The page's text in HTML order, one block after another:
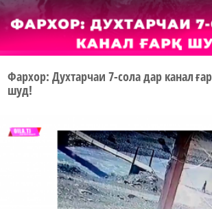
Фархор: Духтарчаи 7-сола дар канал
шуд!